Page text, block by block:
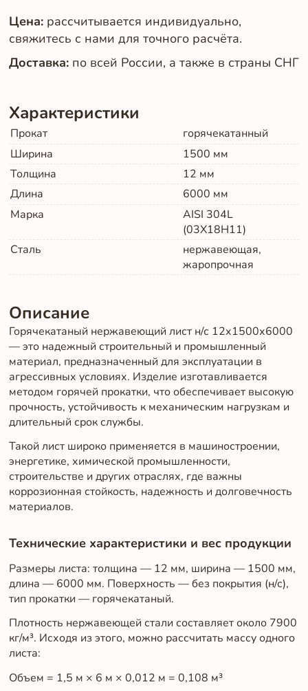
Цена: рассчитывается индивидуально,
свяжитесь с нами для точного расчёта.
Доставка: по всей России, а также в страны СНГ
Характеристики
Прокат
горячекатанный
Ширина
1500 мм
Толщина
12 мм
Длина
6000 мм
Марка
AISI 304L
(03Х18Н11)
Сталь
нержавеющая,
жаропрочная
Описание
Горячекатаный нержавеющий лист н/с 12х1500х6000
— это надежный строительный и промышленный
материал, предназначенный для эксплуатации в
агрессивных условиях. Изделие изготавливается
методом горячей прокатки, что обеспечивает высокую
прочность, устойчивость к механическим нагрузкам и
длительный срок службы.
Такой лист широко применяется в машиностроении,
энергетике, химической промышленности,
строительстве и других отраслях, где важны
коррозионная стойкость, надежность и долговечность
материалов.
Технические характеристики и вес продукции
Размеры листа: толщина — 12 мм, ширина — 1500 мм,
длина — 6000 мм. Поверхность — без покрытия (н/с),
тип прокатки — горячекатаный.
Плотность нержавеющей стали составляет около 7900
кг/м³. Исходя из этого, можно рассчитать массу одного
листа:
Объем = 1,5 м × 6 м × 0,012 м = 0,108 м³